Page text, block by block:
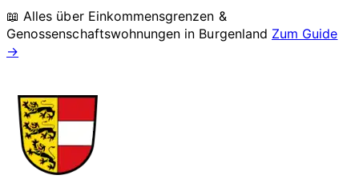
📖 Alles über Einkommensgrenzen &
Genossenschaftswohnungen in Burgenland Zum Guide
→